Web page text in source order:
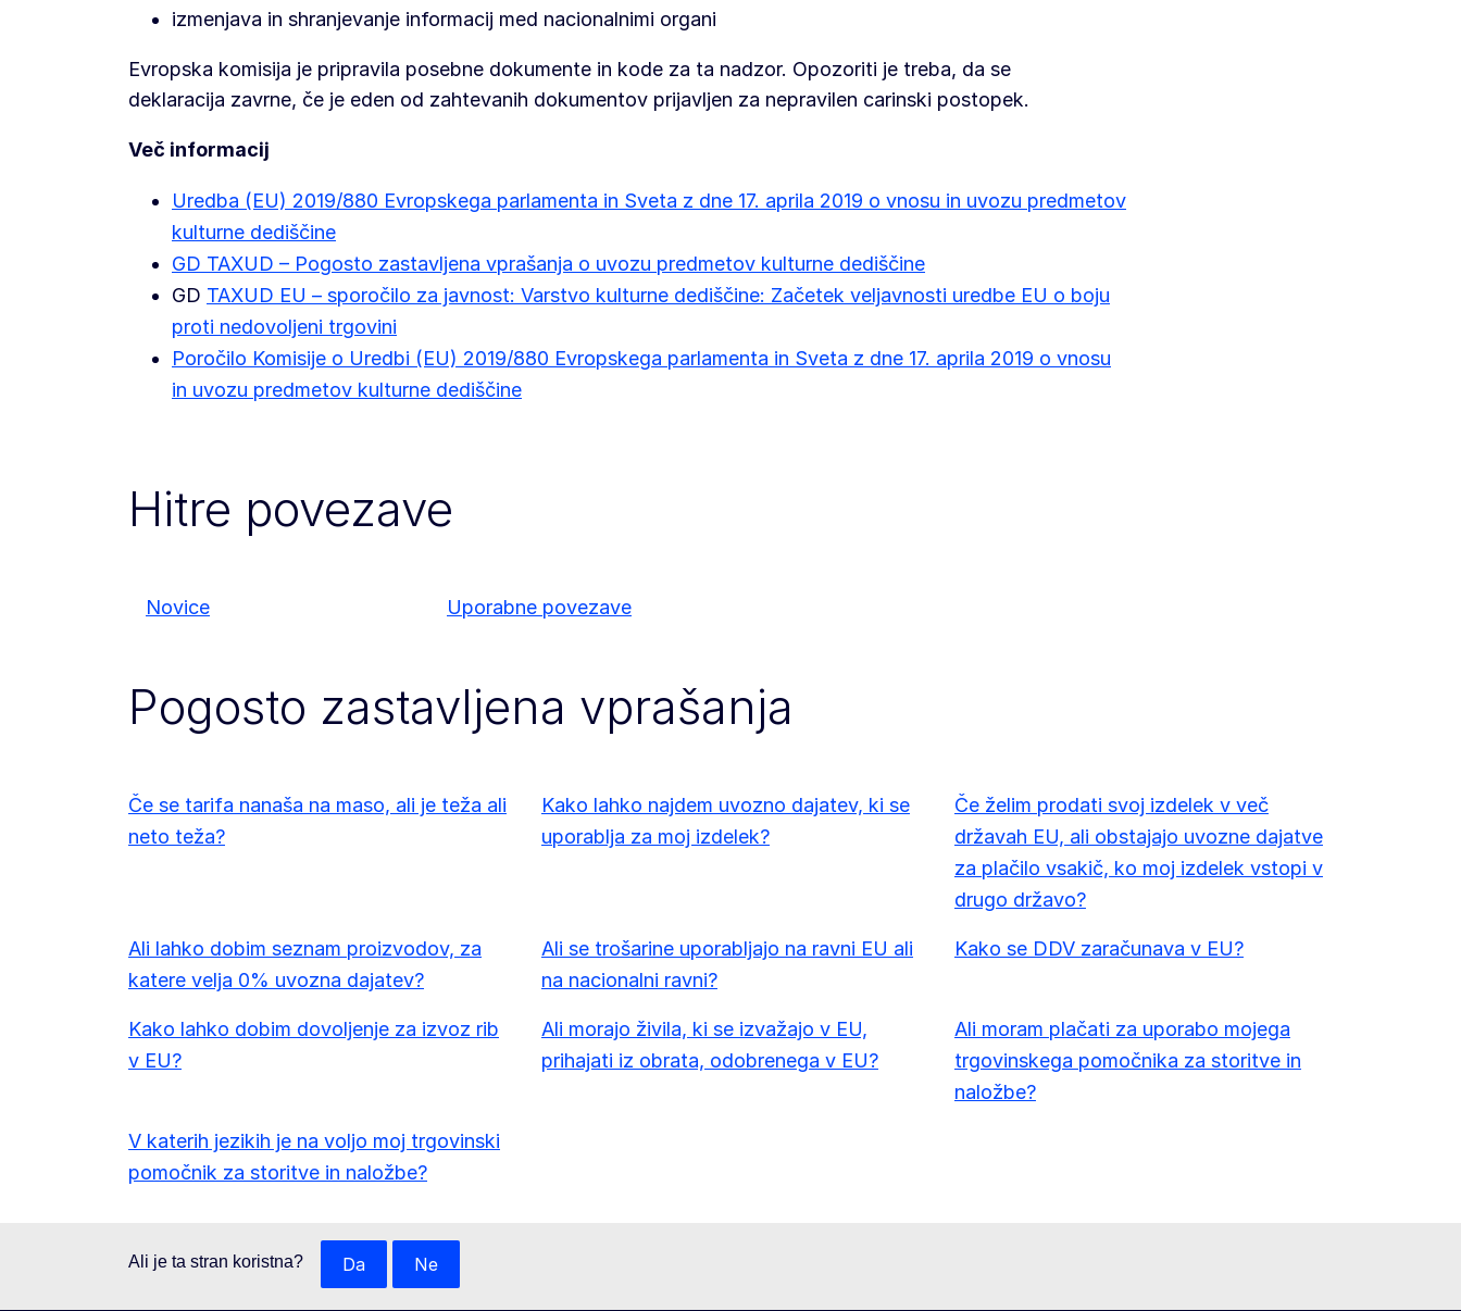
izmenjava in shranjevanje informacij med nacionalnimi organi
Evropska komisija je pripravila posebne dokumente in kode za ta nadzor. Opozoriti je treba, da se
deklaracija zavrne, če je eden od zahtevanih dokumentov prijavljen za nepravilen carinski postopek.
Več informacij
Uredba (EU) 2019/880 Evropskega parlamenta in Sveta z dne 17. aprila 2019 o vnosu in uvozu predmetov
kulturne dediščine
GD TAXUD – Pogosto zastavljena vprašanja o uvozu predmetov kulturne dediščine
GD TAXUD EU – sporočilo za javnost: Varstvo kulturne dediščine: Začetek veljavnosti uredbe EU o boju
proti nedovoljeni trgovini
Poročilo Komisije o Uredbi (EU) 2019/880 Evropskega parlamenta in Sveta z dne 17. aprila 2019 o vnosu
in uvozu predmetov kulturne dediščine
Hitre povezave
Novice Uporabne povezave
Pogosto zastavljena vprašanja
Če se tarifa nanaša na maso, ali je teža ali
neto teža?
Kako lahko najdem uvozno dajatev, ki se
uporablja za moj izdelek?
Če želim prodati svoj izdelek v več
državah EU, ali obstajajo uvozne dajatve
za plačilo vsakič, ko moj izdelek vstopi v
drugo državo?
Ali lahko dobim seznam proizvodov, za
katere velja 0% uvozna dajatev?
Ali se trošarine uporabljajo na ravni EU ali
na nacionalni ravni?
Kako se DDV zaračunava v EU?
Kako lahko dobim dovoljenje za izvoz rib
v EU?
Ali morajo živila, ki se izvažajo v EU,
prihajati iz obrata, odobrenega v EU?
Ali moram plačati za uporabo mojega
trgovinskega pomočnika za storitve in
naložbe?
V katerih jezikih je na voljo moj trgovinski
pomočnik za storitve in naložbe?
Ali je ta stran koristna? Da Ne